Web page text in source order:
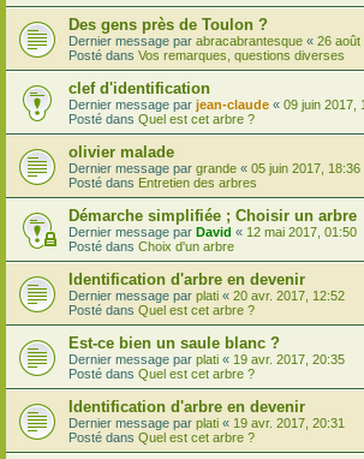
Des gens près de Toulon ?
Dernier message par abracabrantesque « 26 août
Posté dans Vos remarques, questions diverses
clef d'identification
Dernier message par jean-claude « 09 juin 2017,
Posté dans Quel est cet arbre ?
olivier malade
Dernier message par grande « 05 juin 2017, 18:36
Posté dans Entretien des arbres
Démarche simplifiée ; Choisir un arbre
Dernier message par David « 12 mai 2017, 01:50
Posté dans Choix d'un arbre
Identification d'arbre en devenir
Dernier message par plati « 20 avr. 2017, 12:52
Posté dans Quel est cet arbre ?
Est-ce bien un saule blanc ?
Dernier message par plati « 19 avr. 2017, 20:35
Posté dans Quel est cet arbre ?
Identification d'arbre en devenir
Dernier message par plati « 19 avr. 2017, 20:31
Posté dans Quel est cet arbre ?